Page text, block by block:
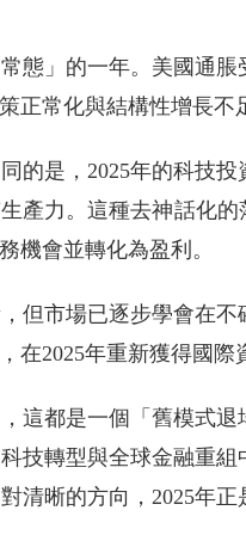
態」的一年。美國通
常化與結構性增長不
的是，2025年的科技
產力。這種去神話化
機會並轉化為盈利。
但市場已逐步學會在
2025年重新獲得國際
這都是一個「舊模式退
技轉型與全球金融重
清晰的方向，2025年